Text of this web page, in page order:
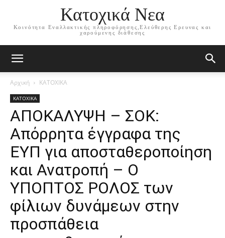
Κατοχικά Νεα
Κοινότητα Εναλλακτικής πληροφόρησης,Ελεύθερης Ερευνας και
χαρούμενης διάθεσης
Αρχική ΚΑΤΟΧΙΚΑ
ΚΑΤΟΧΙΚΑ
ΑΠΟΚΑΛΥΨΗ – ΣΟΚ:
Απόρρητα έγγραφα της
ΕΥΠ για αποσταθεροποίηση
και Ανατροπή – Ο
ΥΠΟΠΤΟΣ ΡΟΛΟΣ των
φίλιων δυνάμεων στην
προσπάθεια